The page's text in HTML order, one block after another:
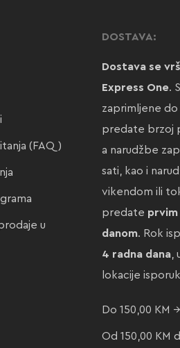
(FAQ)
u
DOSTAVA:
Dostava se
Express One.
zaprimljene do
predate brzoj
a narudžbe
sati, kao i
vikendom ili
predate prvim
danom. Rok
4 radna dana,
lokacije
Do 150,00 KM
Od 150,00 KM